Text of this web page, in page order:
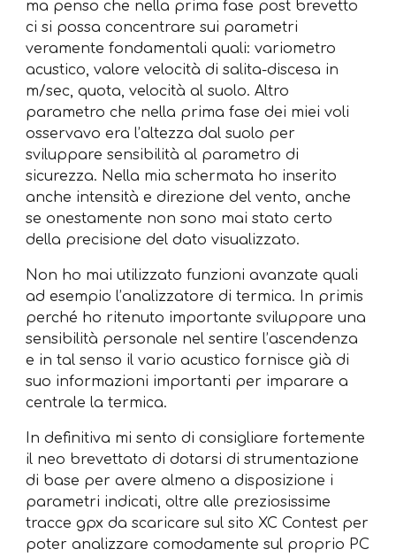
ma penso che nella prima fase post brevetto
ci si possa concentrare sui parametri
veramente fondamentali quali: variometro
acustico, valore velocità di salita-discesa in
m/sec, quota, velocità al suolo. Altro
parametro che nella prima fase dei miei voli
osservavo era l’altezza dal suolo per
sviluppare sensibilità al parametro di
sicurezza. Nella mia schermata ho inserito
anche intensità e direzione del vento, anche
se onestamente non sono mai stato certo
della precisione del dato visualizzato.
Non ho mai utilizzato funzioni avanzate quali
ad esempio l’analizzatore di termica. In primis
perché ho ritenuto importante sviluppare una
sensibilità personale nel sentire l’ascendenza
e in tal senso il vario acustico fornisce già di
suo informazioni importanti per imparare a
centrale la termica.
In definitiva mi sento di consigliare fortemente
il neo brevettato di dotarsi di strumentazione
di base per avere almeno a disposizione i
parametri indicati, oltre alle preziosissime
tracce gpx da scaricare sul sito XC Contest per
poter analizzare comodamente sul proprio PC